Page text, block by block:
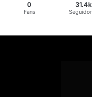
0
Fans
31.4k